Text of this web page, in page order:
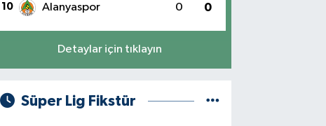
10 Alanyaspor 0 0
Detaylar için tıklayın
Süper Lig Fikstür